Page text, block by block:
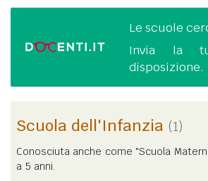
Le scuole
Invia la
disposizione.
Scuola dell'Infanzia (1)
Conosciuta anche come "Scuola
a 5 anni.